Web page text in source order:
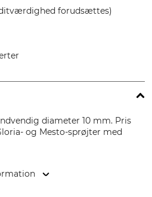
forudsættes)
diameter 10 mm. Pris
og Mesto-sprøjter med